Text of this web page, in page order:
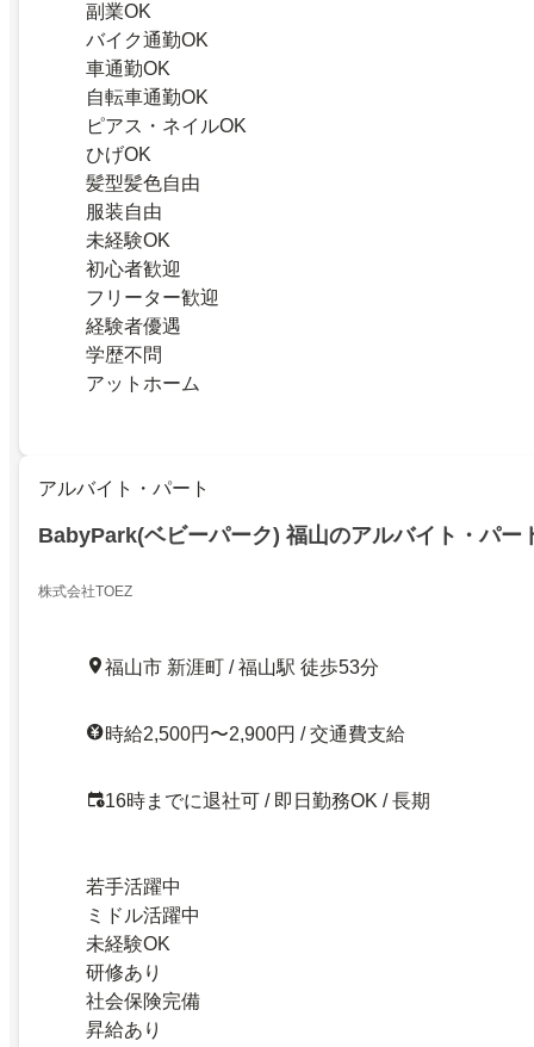
副業OK
バイク通勤OK
車通勤OK
自転車通勤OK
ピアス・ネイルOK
ひげOK
髪型髪色自由
服装自由
未経験OK
初心者歓迎
フリーター歓迎
経験者優遇
学歴不問
アットホーム
アルバイト・パート
BabyPark(ベビーパーク) 福山のアルバイト・パー
株式会社TOEZ
福山市 新涯町 / 福山駅 徒歩53分
時給2,500円〜2,900円 / 交通費支給
16時までに退社可 / 即日勤務OK / 長期
若手活躍中
ミドル活躍中
未経験OK
研修あり
社会保険完備
昇給あり